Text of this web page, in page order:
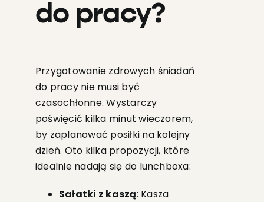
do pracy?
Przygotowanie zdrowych śniadań
do pracy nie musi być
czasochłonne. Wystarczy
poświęcić kilka minut wieczorem,
by zaplanować posiłki na kolejny
dzień. Oto kilka propozycji, które
idealnie nadają się do lunchboxa:
Sałatki z kaszą: Kasza